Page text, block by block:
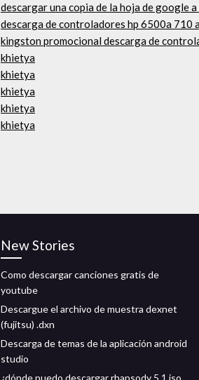
descargar una copia de la hoja de google a
descarga de controladores hp 6500a 710
kingston promocional descarga de
khietya
khietya
khietya
khietya
khietya
New Stories
Como descargar canciones gratis de
youtube
Descargue el archivo de muestra dexnet
(fujitsu) .dxn
Descarga de temas de la aplicación android
studio
¿dónde puedo descargar rhapsody 5.1 iso